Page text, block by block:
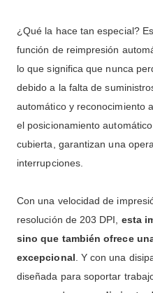
¿Qué la hace tan especial?
función de reimpresión
lo que significa que nunca
debido a la falta de
automático y reconocimiento
el posicionamiento
cubierta, garantizan una
interrupciones.
Con una velocidad de
resolución de 203 DPI, esta
sino que también ofrece
excepcional. Y con una
diseñada para soportar